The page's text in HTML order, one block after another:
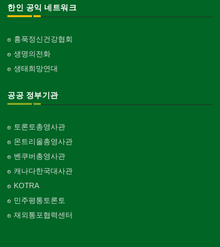
한인 공익 네트워크
홍푹정신건강협회
생명의전화
생태희망연대
공공 정부기관
토론토총영사관
몬트리올총영사관
벤쿠버총영사관
캐나다한국대사관
KOTRA
민주평통토론토
재외통포협력센터